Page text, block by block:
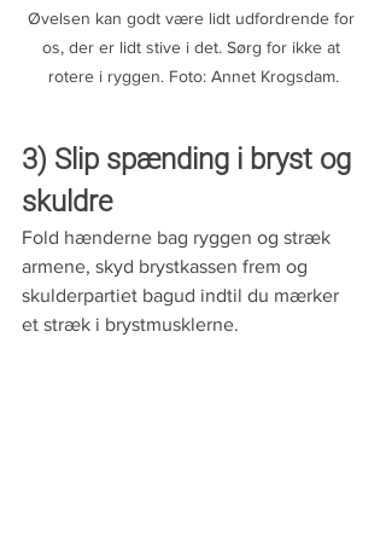
Øvelsen kan godt være lidt udfordrende for
os, der er lidt stive i det. Sørg for ikke at
rotere i ryggen. Foto: Annet Krogsdam.
3) Slip spænding i bryst og
skuldre
Fold hænderne bag ryggen og stræk
armene, skyd brystkassen frem og
skulderpartiet bagud indtil du mærker
et stræk i brystmusklerne.